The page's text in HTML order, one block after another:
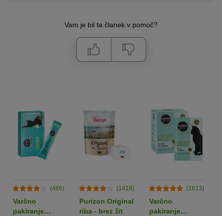
Vam je bil ta članek v pomoč?
(466)
Varčno
pakiranje
(1419)
Purizon Original
riba - brez žit
(1613)
Varčno
pakiranje